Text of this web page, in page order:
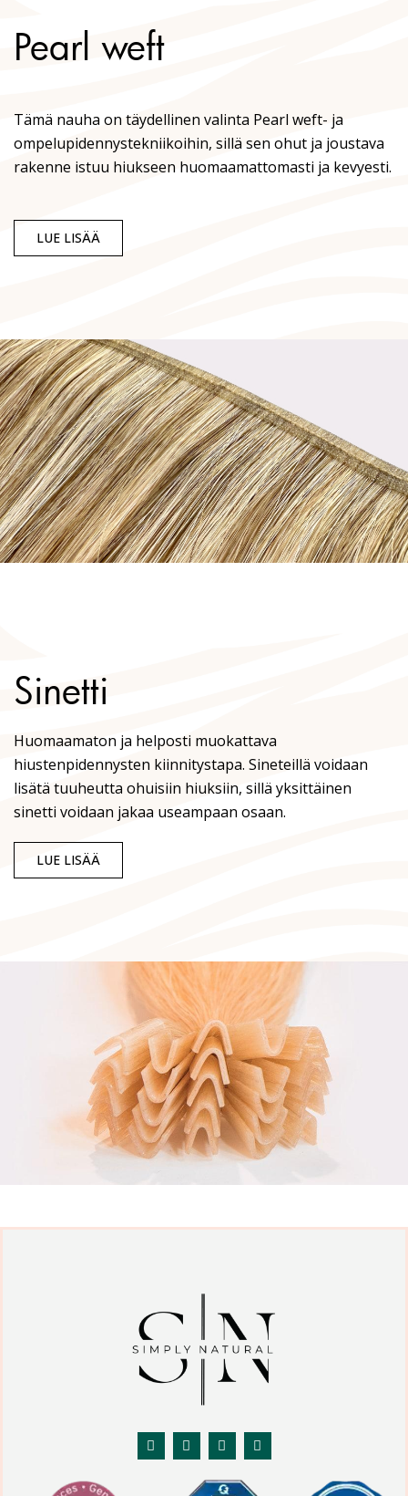
Pearl weft
Tämä nauha on täydellinen valinta Pearl weft- ja
ompelupidennystekniikoihin, sillä sen ohut ja joustava
rakenne istuu hiukseen huomaamattomasti ja kevyesti.
LUE LISÄÄ
Sinetti
Huomaamaton ja helposti muokattava
hiustenpidennysten kiinnitystapa. Sineteillä voidaan
lisätä tuuheutta ohuisiin hiuksiin, sillä yksittäinen
sinetti voidaan jakaa useampaan osaan.
LUE LISÄÄ